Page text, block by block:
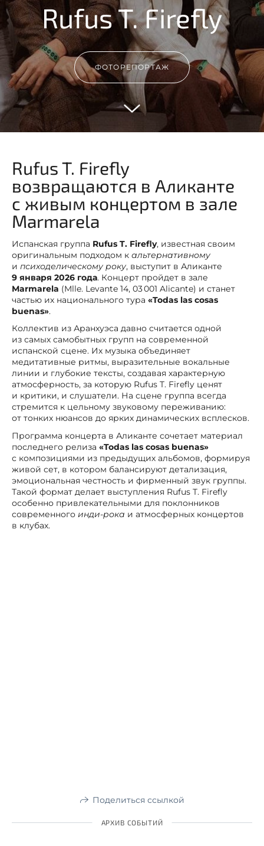
Rufus T. Firefly
ФОТОРЕПОРТАЖ
Rufus T. Firefly
возвращаются в Аликанте
с живым концертом в зале
Marmarela
Испанская группа Rufus T. Firefly, известная своим
оригинальным подходом к альтернативному
и психоделическому року, выступит в Аликанте
9 января 2026 года. Концерт пройдет в зале
Marmarela (Mlle. Levante 14, 03 001 Alicante) и станет
частью их национального тура «Todas las cosas
buenas».
Коллектив из Аранхуэса давно считается одной
из самых самобытных групп на современной
испанской сцене. Их музыка объединяет
медитативные ритмы, выразительные вокальные
линии и глубокие тексты, создавая характерную
атмосферность, за которую Rufus T. Firefly ценят
и критики, и слушатели. На сцене группа всегда
стремится к цельному звуковому переживанию:
от тонких нюансов до ярких динамических всплесков.
Программа концерта в Аликанте сочетает материал
последнего релиза «Todas las cosas buenas»
с композициями из предыдущих альбомов, формируя
живой сет, в котором балансируют детализация,
эмоциональная честность и фирменный звук группы.
Такой формат делает выступления Rufus T. Firefly
особенно привлекательными для поклонников
современного инди-рока и атмосферных концертов
в клубах.
Поделиться ссылкой
АРХИВ СОБЫТИЙ